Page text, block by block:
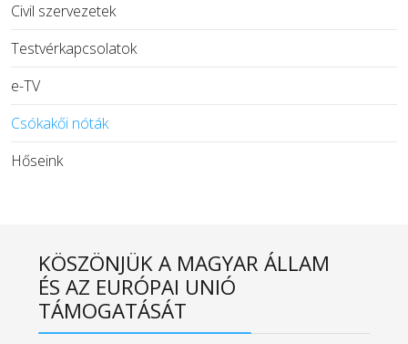
Civil szervezetek
Testvérkapcsolatok
e-TV
Csókakői nóták
Hőseink
KÖSZÖNJÜK A MAGYAR ÁLLAM
ÉS AZ EURÓPAI UNIÓ
TÁMOGATÁSÁT